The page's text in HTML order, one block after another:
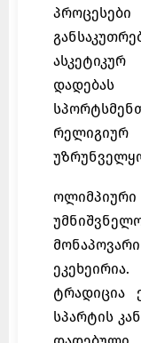
ტრადიცია
სპარტის